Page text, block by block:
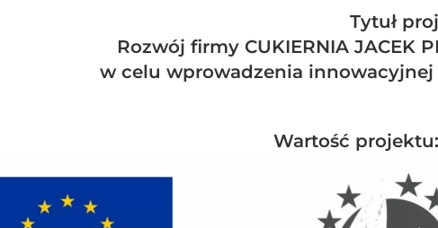
Tytuł
Rozwój firmy CUKIERNIA JACEK
w celu wprowadzenia
Wartość projektu: